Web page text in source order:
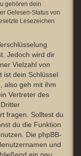
gehören dein
Gelesen-Status von
Lesezeichen
Jedoch wird dir
Vielzahl von
ist dein Schlüssel
also geh mit ihm
Vertreter des
fragen. Solltest du
du die Funktion
Die phpBB-
und